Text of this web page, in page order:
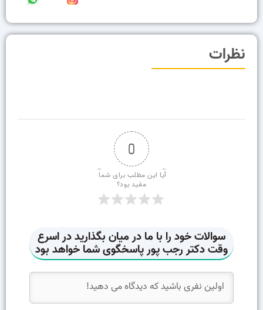
نظرات
0
آیا این مطلب برای شما
مفید بود؟